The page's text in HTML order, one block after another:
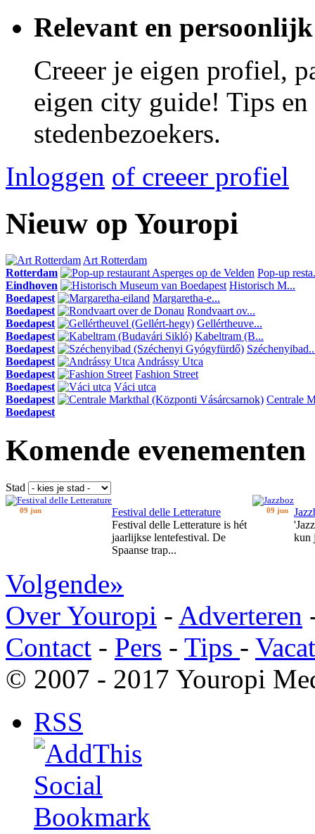
Relevant en persoonlijk
Creeer je eigen profiel,
eigen city guide! Tips
stedenbezoekers.
Inloggen of creeer profiel
Nieuw op Youropi
Art Rotterdam
Rotterdam
Pop-up
Eindhoven
Historisch M...
Boedapest
Margaretha-e...
Boedapest
Rondvaart ov...
Boedapest
Gellértheuve...
Boedapest
Kabeltram (B...
Boedapest
Boedapest
Andrássy Utca
Boedapest
Fashion Street
Boedapest
Váci utca
Boedapest
Centrale
Boedapest
Komende evenementen
Stad
09 jun
Festival delle Letterature
Festival delle Letterature is hét
jaarlijkse lentefestival. De
Spaanse trap...
09 jun
kun
Volgende»
Over Youropi - Adverteren
Contact - Pers - Tips -
© 2007 - 2017 Youropi
RSS